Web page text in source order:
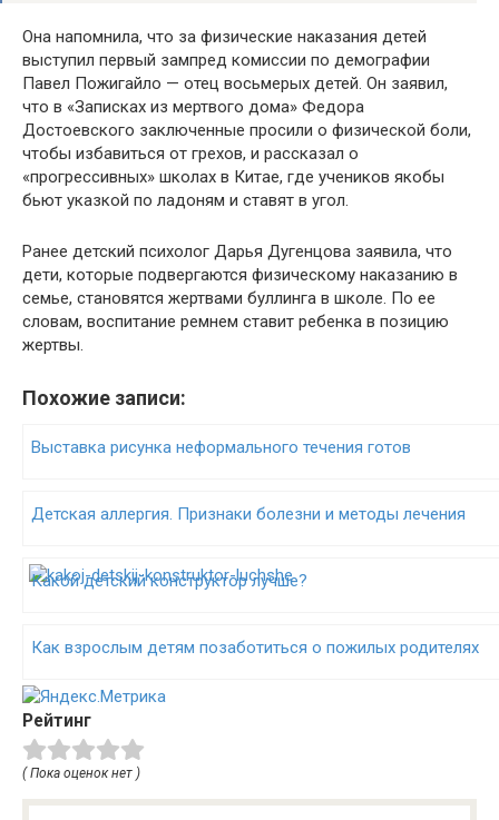
Она напомнила, что за физические наказания детей
выступил первый зампред комиссии по демографии
Павел Пожигайло — отец восьмерых детей. Он заявил,
что в «Записках из мертвого дома» Федора
Достоевского заключенные просили о физической боли,
чтобы избавиться от грехов, и рассказал о
«прогрессивных» школах в Китае, где учеников якобы
бьют указкой по ладоням и ставят в угол.
Ранее детский психолог Дарья Дугенцова заявила, что
дети, которые подвергаются физическому наказанию в
семье, становятся жертвами буллинга в школе. По ее
словам, воспитание ремнем ставит ребенка в позицию
жертвы.
Похожие записи:
Выставка рисунка неформального течения готов
Детская аллергия. Признаки болезни и методы лечения
Какой детский конструктор лучше?
Как взрослым детям позаботиться о пожилых родителях
Рейтинг
( Пока оценок нет )